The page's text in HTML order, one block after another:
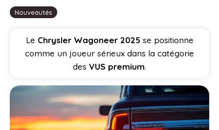
Nouveautés
Le Chrysler Wagoneer 2025 se positionne
comme un joueur sérieux dans la catégorie
des VUS premium.